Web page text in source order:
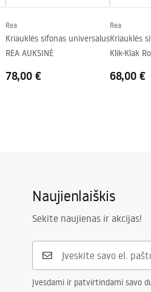
Ne
Rea
Kriauklės sifonas universalus
REA AUKSINĖ
78,00 €
Rea
Kriauklės
Klik-Klak
68,00 €
Naujienlaiškis
Sekite naujienas ir akcijas!
Įvesdami ir patvirtindami savo